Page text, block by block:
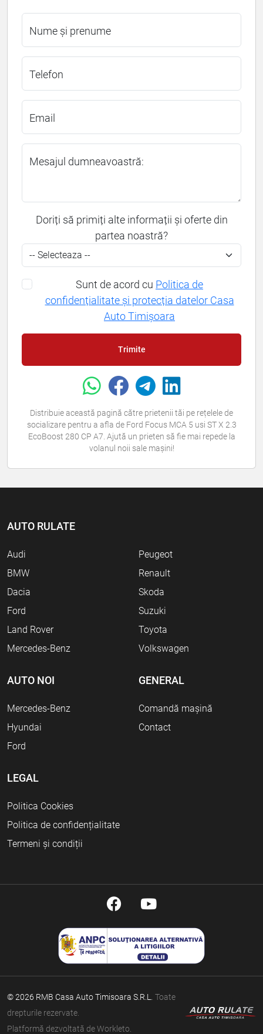
Nume și prenume
Telefon
Email
Mesajul dumneavoastră:
Doriți să primiți alte informații și oferte din
partea noastră?
Sunt de acord cu Politica de
confidențialitate și protecția datelor Casa
Auto Timișoara
Trimite
Distribuie această pagină către prietenii tăi pe rețelele de
socializare pentru a afla de Ford Focus MCA 5 usi ST X 2.3
EcoBoost 280 CP A7. Ajută un prieten să fie mai repede la
volanul noii sale mașini!
AUTO RULATE
Audi
BMW
Dacia
Ford
Land Rover
Mercedes-Benz
Peugeot
Renault
Skoda
Suzuki
Toyota
Volkswagen
AUTO NOI
Mercedes-Benz
Hyundai
Ford
GENERAL
Comandă mașină
Contact
LEGAL
Politica Cookies
Politica de confidențialitate
Termeni și condiții
© 2026 RMB Casa Auto Timisoara S.R.L.
Toate
drepturile rezervate.
Platformă dezvoltată de Workleto.